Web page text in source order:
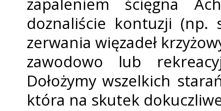
zapaleniem ścięgna
doznaliście kontuzji (np.
zerwania więzadeł
zawodowo lub
Dołożymy wszelkich
która na skutek